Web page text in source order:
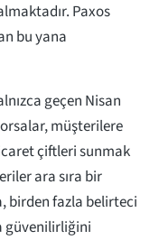
Paxos
bu yana
geçen Nisan
müşterilere
çiftleri sunmak
ara sıra bir
birden fazla belirteci
güvenilirliğini